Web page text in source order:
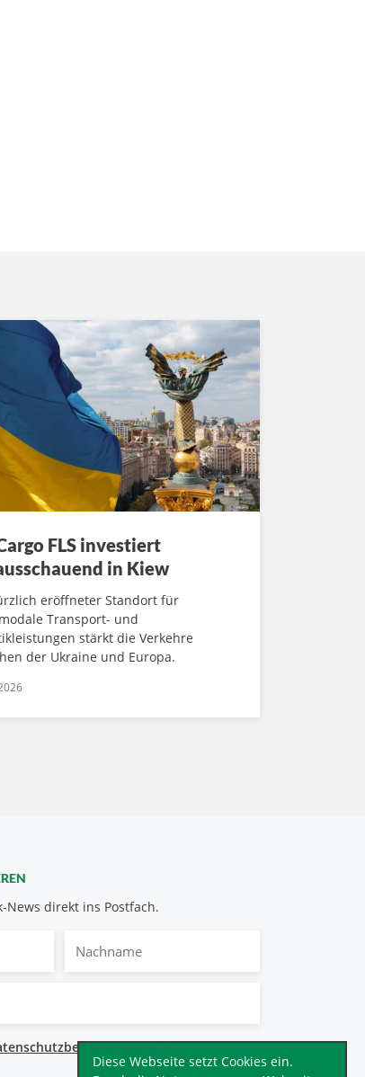
Diese Webseite setzt Cookies ein.
FLS investiert
in Kiew
eröffneter Standort für
Transport- und
stärkt die Verkehre
der Ukraine und Europa.
News direkt ins Postfach.
.*